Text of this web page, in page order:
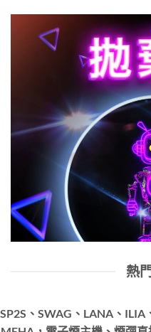
熱
SP2S、SWAG、LANA、ILIA